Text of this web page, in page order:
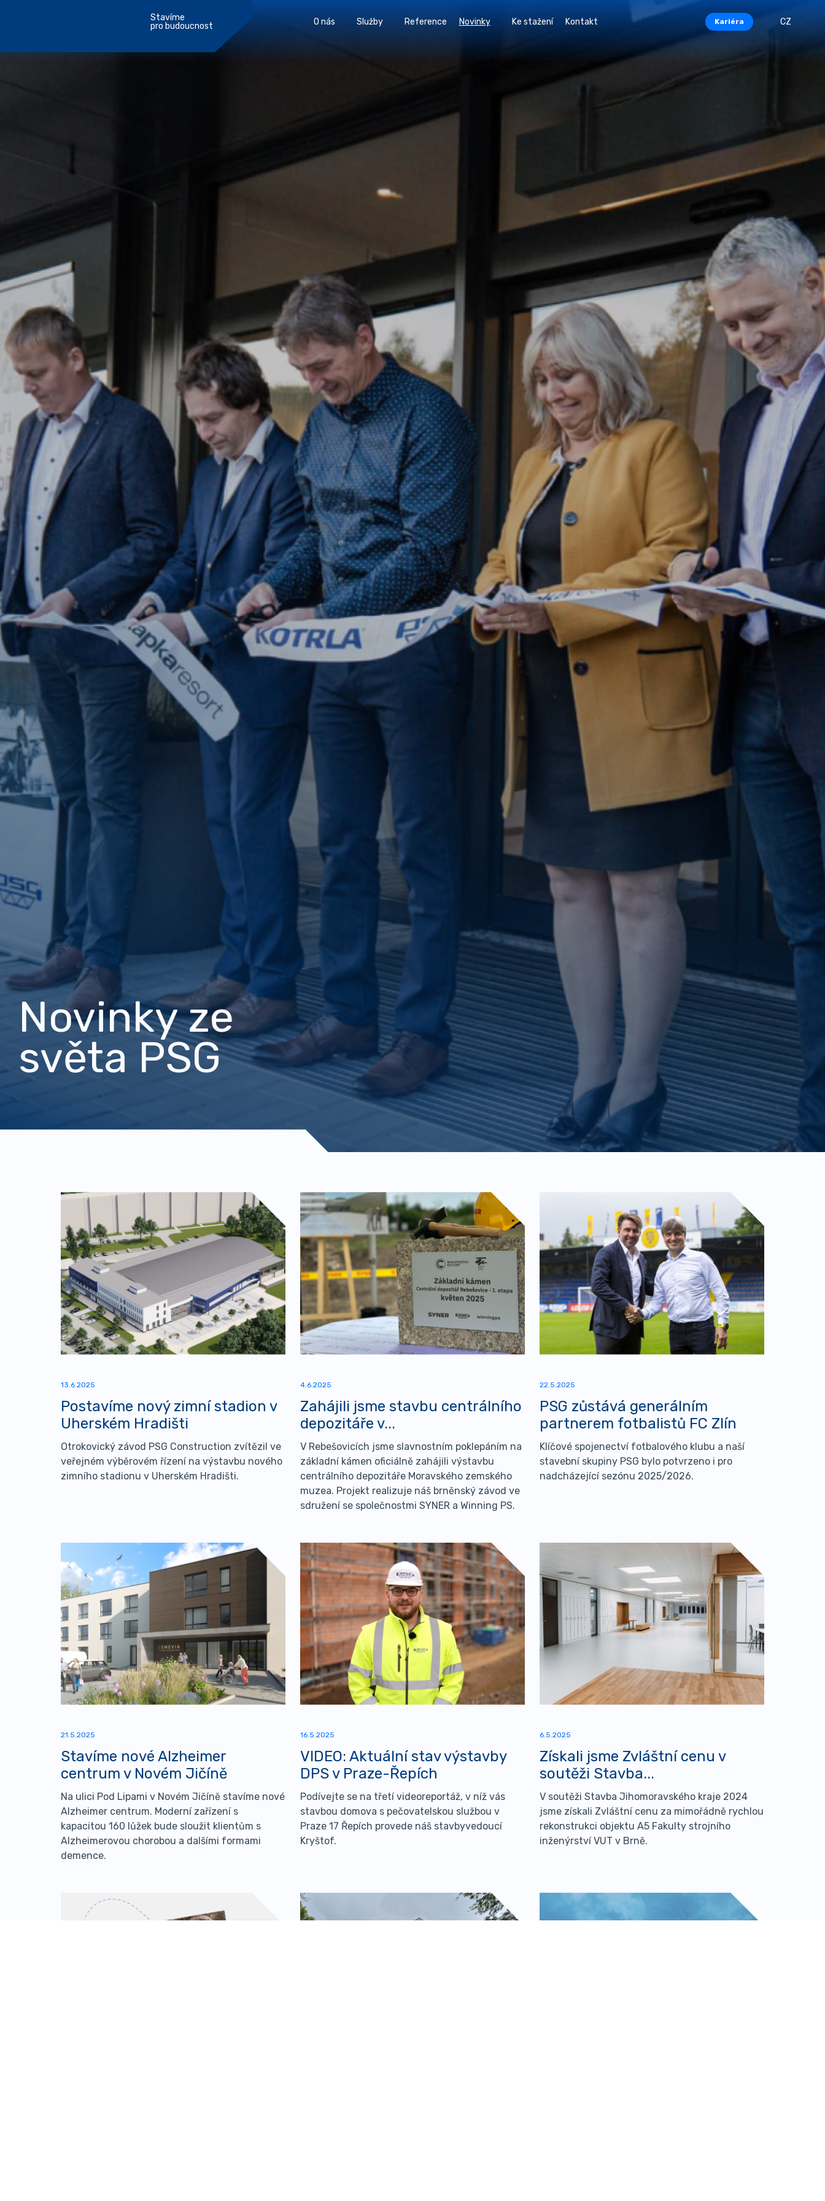
Stavíme
pro budoucnost
O nás Služby Reference Novinky Ke stažení Kontakt Kariéra CZ
Novinky ze
světa PSG
13.6.2025
Postavíme nový zimní stadion v
Uherském Hradišti
Otrokovický závod PSG Construction zvítězil ve
veřejném výběrovém řízení na výstavbu nového
zimního stadionu v Uherském Hradišti.
4.6.2025
Zahájili jsme stavbu centrálního
depozitáře v...
V Rebešovicích jsme slavnostním poklepáním na
základní kámen oficiálně zahájili výstavbu
centrálního depozitáře Moravského zemského
muzea. Projekt realizuje náš brněnský závod ve
sdružení se společnostmi SYNER a Winning PS.
22.5.2025
PSG zůstává generálním
partnerem fotbalistů FC Zlín
Klíčové spojenectví fotbalového klubu a naší
stavební skupiny PSG bylo potvrzeno i pro
nadcházející sezónu 2025/2026.
21.5.2025
Stavíme nové Alzheimer
centrum v Novém Jičíně
Na ulici Pod Lipami v Novém Jičíně stavíme nové
Alzheimer centrum. Moderní zařízení s
kapacitou 160 lůžek bude sloužit klientům s
Alzheimerovou chorobou a dalšími formami
demence.
16.5.2025
VIDEO: Aktuální stav výstavby
DPS v Praze-Řepích
Podívejte se na třetí videoreportáž, v níž vás
stavbou domova s pečovatelskou službou v
Praze 17 Řepích provede náš stavbyvedoucí
Kryštof.
6.5.2025
Získali jsme Zvláštní cenu v
soutěži Stavba...
V soutěži Stavba Jihomoravského kraje 2024
jsme získali Zvláštní cenu za mimořádně rychlou
rekonstrukci objektu A5 Fakulty strojního
inženýrství VUT v Brně.